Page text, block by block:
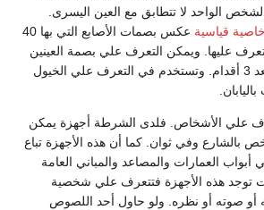
الواحد لا تتطابق مع العين اليسرى.
خاصية قياسية
عكس بصمات الأصابع التي بها 40
عليها. ويمكن التعرف علي بصمة العينين
من خلال كاميرا علي بعد 3 أقدام. وتستخدم في التعرف علي الخيول
علي الأشخاص. فلدى الشرطة أجهزة يمكن
بالشارع وفي ثوان. كما أن هذه الأجهزة تباع
العمارات والمصاعد والمباني العامة
توجد هذه الأجهزة فتتعرف علي شخصية
أو صوته أو نظره. ولو حاول أحد اللصوص